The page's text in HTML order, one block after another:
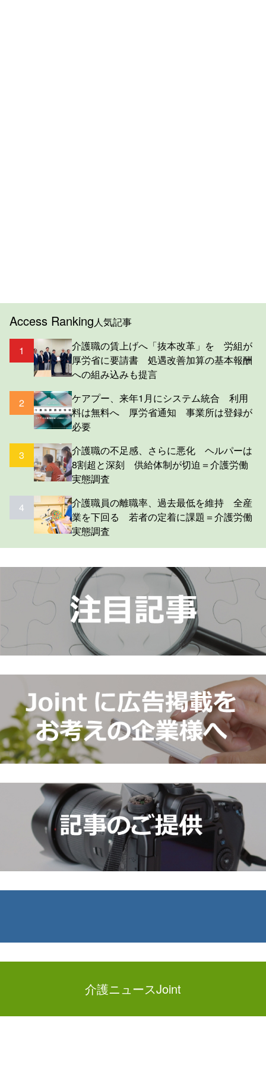
Access Ranking人気記事
1
介護職の賃上げへ「抜本改革」を 労組が
厚労省に要請書 処遇改善加算の基本報酬
への組み込みも提言
2
ケアプー、来年1月にシステム統合 利用
料は無料へ 厚労省通知 事業所は登録が
必要
3
介護職の不足感、さらに悪化 ヘルパーは
8割超と深刻 供給体制が切迫＝介護労働
実態調査
4
介護職員の離職率、過去最低を維持 全産
業を下回る 若者の定着に課題＝介護労働
実態調査
介護ニュースJoint